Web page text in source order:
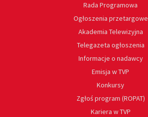
Rada Programowa
Ogłoszenia przetargowe
Akademia Telewizyjna
Telegazeta ogłoszenia
Informacje o nadawcy
Emisja w TVP
Konkursy
Zgłoś program (ROPAT)
Kariera w TVP